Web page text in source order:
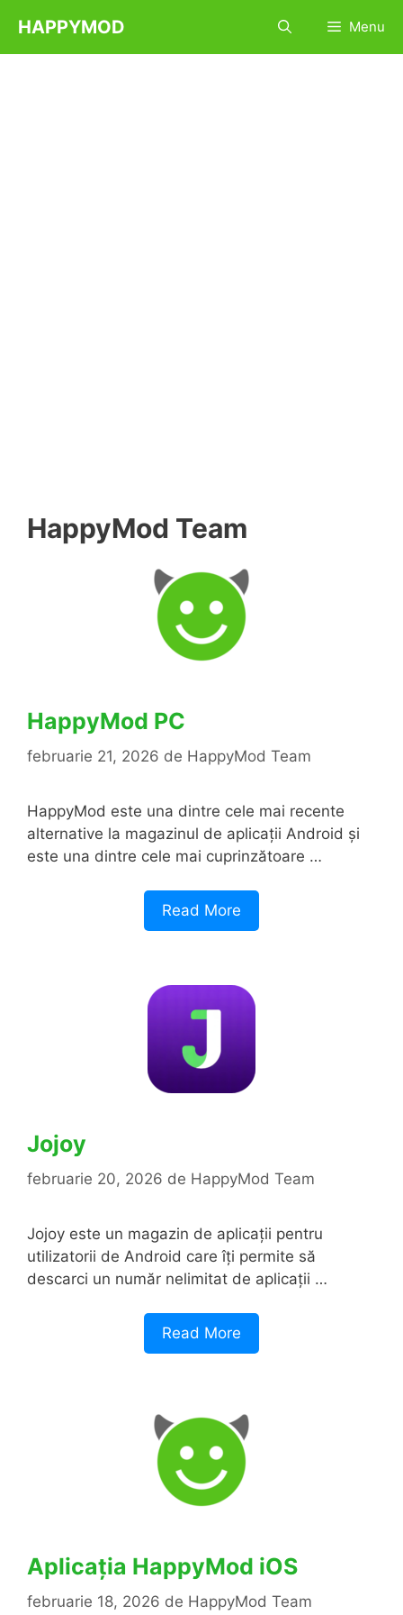
conținut
HAPPYMOD Menu
HappyMod Team
HappyMod PC
februarie 21, 2026 de HappyMod Team
HappyMod este una dintre cele mai recente
alternative la magazinul de aplicații Android și
este una dintre cele mai cuprinzătoare …
Read More
Jojoy
februarie 20, 2026 de HappyMod Team
Jojoy este un magazin de aplicații pentru
utilizatorii de Android care îți permite să
descarci un număr nelimitat de aplicații …
Read More
Aplicația HappyMod iOS
februarie 18, 2026 de HappyMod Team